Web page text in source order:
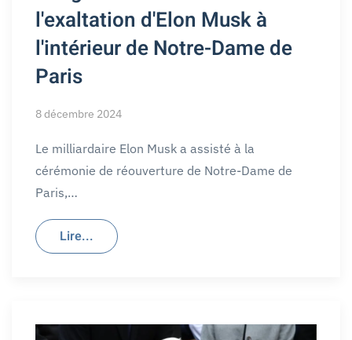
l'exaltation d'Elon Musk à
l'intérieur de Notre-Dame de
Paris
8 décembre 2024
Le milliardaire Elon Musk a assisté à la
cérémonie de réouverture de Notre-Dame de
Paris,…
Lire...